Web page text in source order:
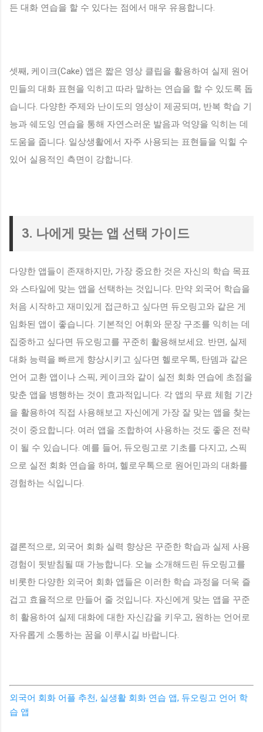
든 대화 연습을 할 수 있다는 점에서 매우 유용합니다.
셋째, 케이크(Cake) 앱은 짧은 영상 클립을 활용하여 실제 원어
민들의 대화 표현을 익히고 따라 말하는 연습을 할 수 있도록 돕
습니다. 다양한 주제와 난이도의 영상이 제공되며, 반복 학습 기
능과 쉐도잉 연습을 통해 자연스러운 발음과 억양을 익히는 데
도움을 줍니다. 일상생활에서 자주 사용되는 표현들을 익힐 수
있어 실용적인 측면이 강합니다.
3. 나에게 맞는 앱 선택 가이드
다양한 앱들이 존재하지만, 가장 중요한 것은 자신의 학습 목표
와 스타일에 맞는 앱을 선택하는 것입니다. 만약 외국어 학습을
처음 시작하고 재미있게 접근하고 싶다면 듀오링고와 같은 게
임화된 앱이 좋습니다. 기본적인 어휘와 문장 구조를 익히는 데
집중하고 싶다면 듀오링고를 꾸준히 활용해보세요. 반면, 실제
대화 능력을 빠르게 향상시키고 싶다면 헬로우톡, 탄뎀과 같은
언어 교환 앱이나 스픽, 케이크와 같이 실전 회화 연습에 초점을
맞춘 앱을 병행하는 것이 효과적입니다. 각 앱의 무료 체험 기간
을 활용하여 직접 사용해보고 자신에게 가장 잘 맞는 앱을 찾는
것이 중요합니다. 여러 앱을 조합하여 사용하는 것도 좋은 전략
이 될 수 있습니다. 예를 들어, 듀오링고로 기초를 다지고, 스픽
으로 실전 회화 연습을 하며, 헬로우톡으로 원어민과의 대화를
경험하는 식입니다.
결론적으로, 외국어 회화 실력 향상은 꾸준한 학습과 실제 사용
경험이 뒷받침될 때 가능합니다. 오늘 소개해드린 듀오링고를
비롯한 다양한 외국어 회화 앱들은 이러한 학습 과정을 더욱 즐
겁고 효율적으로 만들어 줄 것입니다. 자신에게 맞는 앱을 꾸준
히 활용하여 실제 대화에 대한 자신감을 키우고, 원하는 언어로
자유롭게 소통하는 꿈을 이루시길 바랍니다.
외국어 회화 어플 추천, 실생활 회화 연습 앱, 듀오링고 언어 학
습 앱